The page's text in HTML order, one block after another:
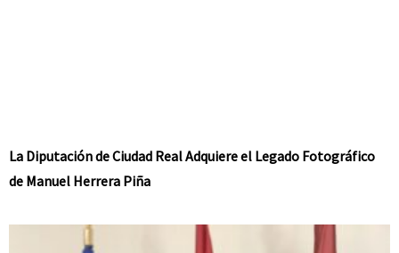
La Diputación de Ciudad Real Adquiere el Legado Fotográfico
de Manuel Herrera Piña